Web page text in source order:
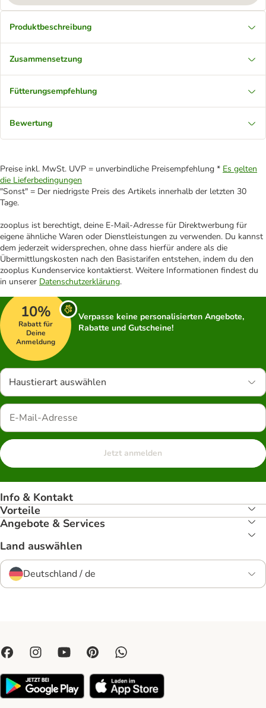
Produktbeschreibung
Zusammensetzung
Fütterungsempfehlung
Bewertung
Preise inkl. MwSt. UVP = unverbindliche Preisempfehlung * Es gelten
die Lieferbedingungen
"Sonst" = Der niedrigste Preis des Artikels innerhalb der letzten 30
Tage.
zooplus ist berechtigt, deine E-Mail-Adresse für Direktwerbung für
eigene ähnliche Waren oder Dienstleistungen zu verwenden. Du kannst
dem jederzeit widersprechen, ohne dass hierfür andere als die
Übermittlungskosten nach den Basistarifen entstehen, indem du den
zooplus Kundenservice kontaktierst. Weitere Informationen findest du
in unserer Datenschutzerklärung.
10%
Rabatt für
Deine
Anmeldung
Verpasse keine personalisierten Angebote,
Rabatte und Gutscheine!
Haustierart auswählen
Jetzt anmelden
Info & Kontakt
Vorteile
Angebote & Services
Land auswählen
Deutschland / de